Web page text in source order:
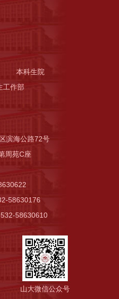
本科生院
工作部
滨海公路72号
苑C座
58630176
58630610
山大微信公众号